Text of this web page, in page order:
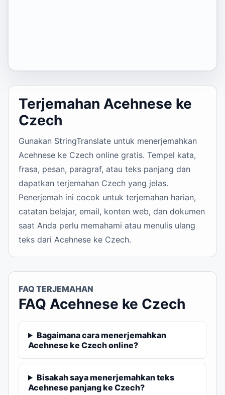
Terjemahan Acehnese ke
Czech
Gunakan StringTranslate untuk menerjemahkan
Acehnese ke Czech online gratis. Tempel kata,
frasa, pesan, paragraf, atau teks panjang dan
dapatkan terjemahan Czech yang jelas.
Penerjemah ini cocok untuk terjemahan harian,
catatan belajar, email, konten web, dan dokumen
saat Anda perlu memahami atau menulis ulang
teks dari Acehnese ke Czech.
FAQ TERJEMAHAN
FAQ Acehnese ke Czech
Bagaimana cara menerjemahkan
Acehnese ke Czech online?
Bisakah saya menerjemahkan teks
Acehnese panjang ke Czech?